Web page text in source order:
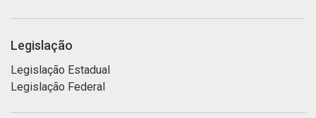
Legislação
Legislação Estadual
Legislação Federal